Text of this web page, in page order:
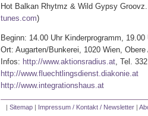
Hot Balkan Rhytmz & Wild Gypsy
tunes.com)
Beginn: 14.00 Uhr Kinderprogramm,
Ort: Augarten/Bunkerei, 1020 Wien,
Infos: http://www.aktionsradius.at, Tel.
http://www.fluechtlingsdienst.diakonie.at
http://www.integrationshaus.at
| Sitemap | Impressum / Kontakt / Newsletter |